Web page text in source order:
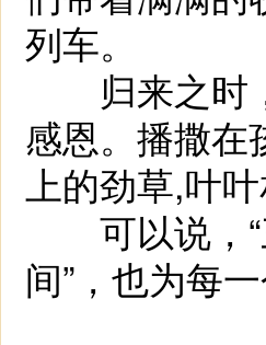
列车。
归来之时，
感恩。播撒在
上的劲草,叶
可以说，“
间”，也为每